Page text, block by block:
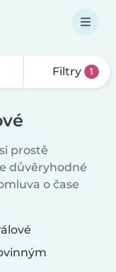
Filtry 1
prostě
důvěryhodné
o čase